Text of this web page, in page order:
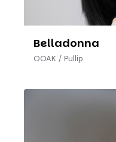
Belladonna
OOAK / Pullip